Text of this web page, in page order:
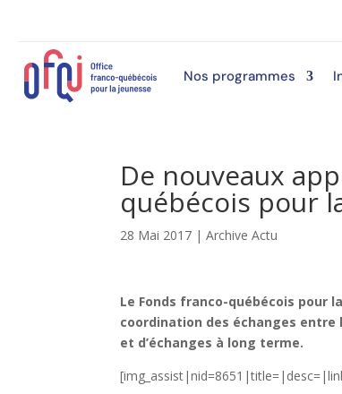
Nos programmes
De nouveaux
québécois pour
28 Mai 2017 |Archive Actu
Le Fonds franco-québécois pour
coordination des échanges
et d’échanges à long terme.